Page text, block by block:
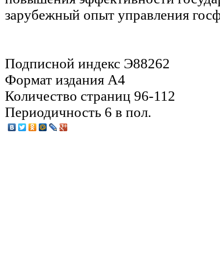
зарубежный опыт управления
Подписной индекс Э88262
Формат издания A4
Количество страниц 96-112
Периодичность 6 в пол.